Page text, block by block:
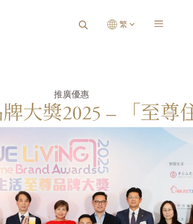
繁
推廣優惠
大獎2025 – 「至尊